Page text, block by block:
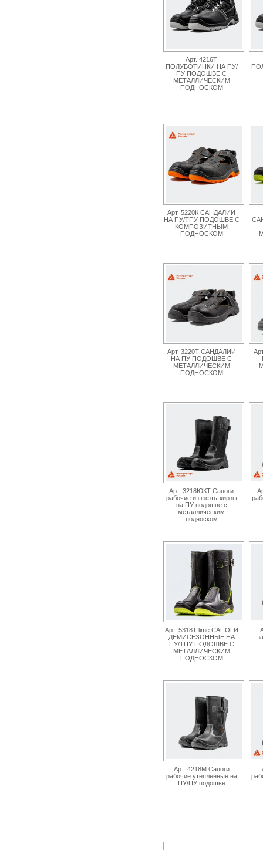
Арт. 4216Т
ПОЛУБОТИНКИ НА ПУ/
ПУ ПОДОШВЕ С
МЕТАЛЛИЧЕСКИМ
ПОДНОСКОМ
Арт. 5220К САНДАЛИИ
НА ПУ/ТПУ ПОДОШВЕ С
КОМПОЗИТНЫМ
ПОДНОСКОМ
Арт. 3220Т САНДАЛИИ
НА ПУ ПОДОШВЕ С
МЕТАЛЛИЧЕСКИМ
ПОДНОСКОМ
Арт. 3218ЮКТ Сапоги
рабочие из юфть-кирзы
на ПУ подошве с
металлическим
подноском
Арт. 5318Т lime САПОГИ
ДЕМИСЕЗОННЫЕ НА
ПУ/ТПУ ПОДОШВЕ С
МЕТАЛЛИЧЕСКИМ
ПОДНОСКОМ
Арт. 4218М Сапоги
рабочие утепленные на
ПУ/ПУ подошве